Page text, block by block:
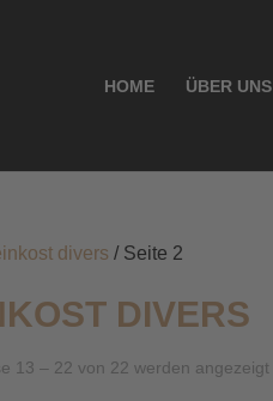
HOME ÜBER UNS
divers / Seite 2
DIVERS
13 – 22 von 22 werden angezeigt